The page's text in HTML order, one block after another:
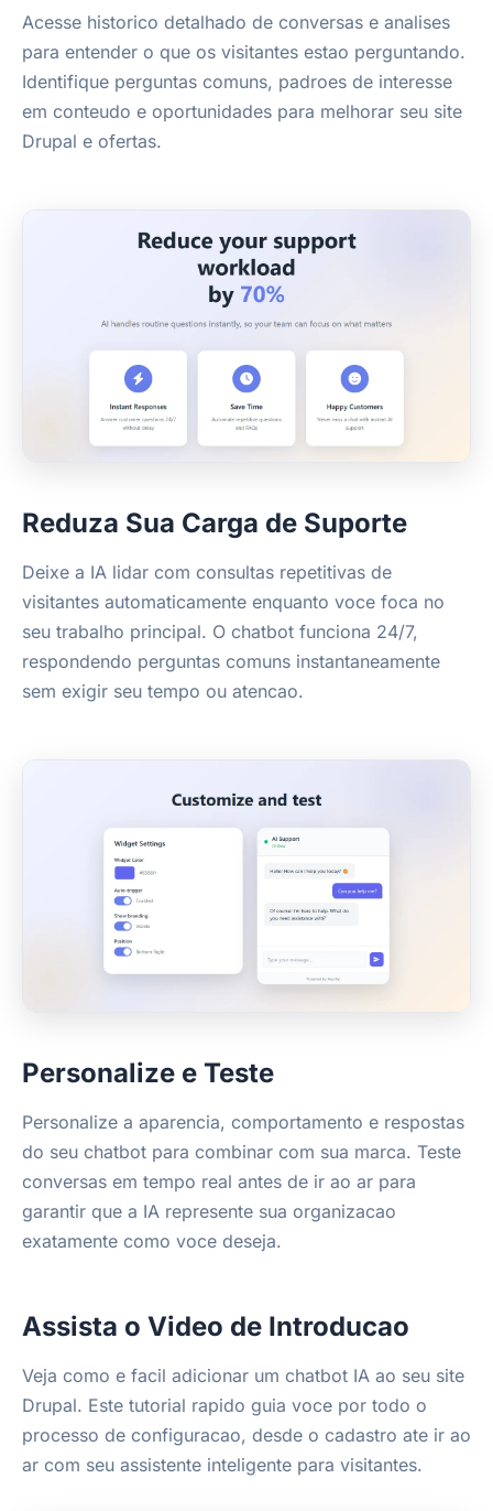
Acesse historico detalhado de conversas e analises
para entender o que os visitantes estao perguntando.
Identifique perguntas comuns, padroes de interesse
em conteudo e oportunidades para melhorar seu site
Drupal e ofertas.
Reduza Sua Carga de Suporte
Deixe a IA lidar com consultas repetitivas de
visitantes automaticamente enquanto voce foca no
seu trabalho principal. O chatbot funciona 24/7,
respondendo perguntas comuns instantaneamente
sem exigir seu tempo ou atencao.
Personalize e Teste
Personalize a aparencia, comportamento e respostas
do seu chatbot para combinar com sua marca. Teste
conversas em tempo real antes de ir ao ar para
garantir que a IA represente sua organizacao
exatamente como voce deseja.
Assista o Video de Introducao
Veja como e facil adicionar um chatbot IA ao seu site
Drupal. Este tutorial rapido guia voce por todo o
processo de configuracao, desde o cadastro ate ir ao
ar com seu assistente inteligente para visitantes.